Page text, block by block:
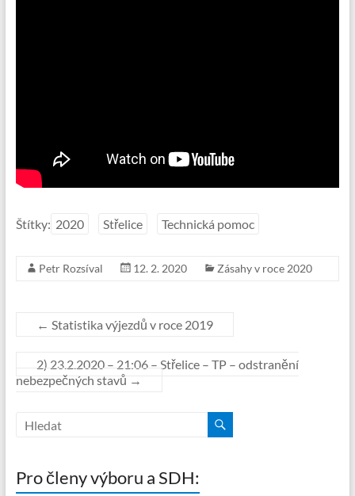
Štítky: 2020 Střelice Technická pomoc
Petr Rozsíval 12. 2. 2020 Zásahy v roce 2020
← Statistika výjezdů v roce 2019
2) 23.2.2020 – 21:06 – Střelice – TP – odstranění
nebezpečných stavů →
Pro členy výboru a SDH: